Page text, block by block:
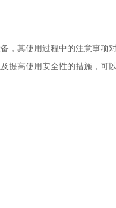
其使用过程中的注意事项对
提高使用安全性的措施，